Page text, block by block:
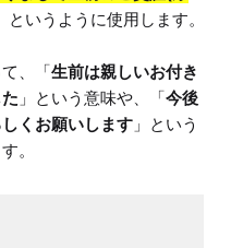
というように使用します。
、「生前は親しいお付き
」という意味や、「今後
くお願いします 」という
。